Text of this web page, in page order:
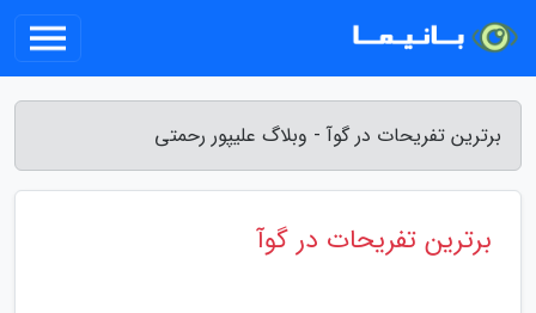
برترین تفریحات در گوآ - وبلاگ علیپور رحمتی
برترین تفریحات در گوآ